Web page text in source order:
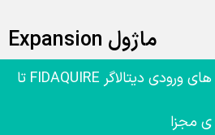
ماژول Expansion
های ورودی دیتالاگر FIDAQUIRE تا
ی مجزا